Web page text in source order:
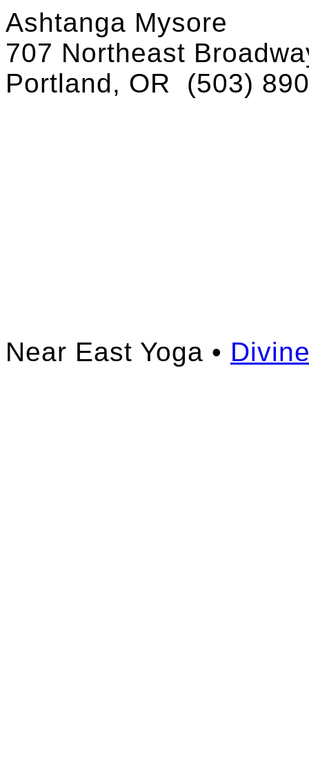
Ashtanga Mysore
707 Northeast
Portland, OR
(503)
Near East Yoga •